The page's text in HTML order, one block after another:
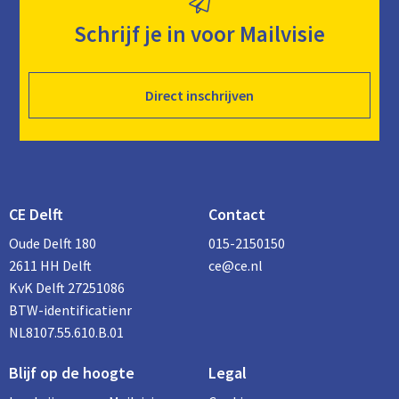
Schrijf je in voor Mailvisie
Direct inschrijven
CE Delft
Oude Delft 180
2611 HH Delft
KvK Delft 27251086
BTW-identificatienr
NL8107.55.610.B.01
Contact
015-2150150
ce@ce.nl
Blijf op de hoogte Legal